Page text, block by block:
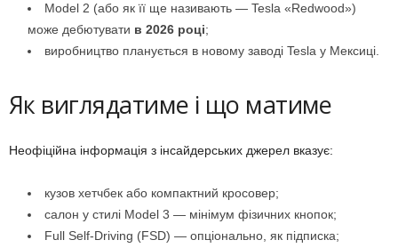
Model 2 (або як її ще називають — Tesla «Redwood»)
може дебютувати в 2026 році;
виробництво планується в новому заводі Tesla у Мексиці.
Як виглядатиме і що матиме
Неофіційна інформація з інсайдерських джерел вказує:
кузов хетчбек або компактний кросовер;
салон у стилі Model 3 — мінімум фізичних кнопок;
Full Self-Driving (FSD) — опціонально, як підписка;